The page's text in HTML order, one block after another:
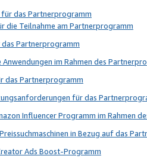
das Partnerprogramm
die Teilnahme am Partnerprogramm
Partnerprogramm
im Rahmen des
das Partnerprogramm
für das
Influencer Programm im Rahmen
in Bezug auf das
Ads Boost-Programm